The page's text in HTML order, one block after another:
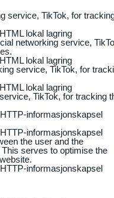
service, TikTok, for
lokal lagring
networking service,
lokal lagring
service, TikTok, for
lokal lagring
TikTok, for tracking
informasjonskapsel
informasjonskapsel
the user and the
serves to optimise the
informasjonskapsel